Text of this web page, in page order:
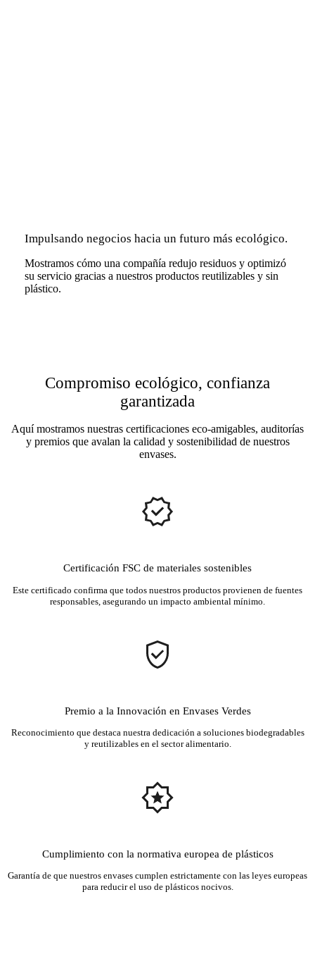
Impulsando negocios hacia un futuro más ecológico.
Mostramos cómo una compañía redujo residuos y optimizó
su servicio gracias a nuestros productos reutilizables y sin
plástico.
Compromiso ecológico, confianza
garantizada
Aquí mostramos nuestras certificaciones eco-amigables, auditorías
y premios que avalan la calidad y sostenibilidad de nuestros
envases.
Certificación FSC de materiales sostenibles
Este certificado confirma que todos nuestros productos provienen de fuentes
responsables, asegurando un impacto ambiental mínimo.
Premio a la Innovación en Envases Verdes
Reconocimiento que destaca nuestra dedicación a soluciones biodegradables
y reutilizables en el sector alimentario.
Cumplimiento con la normativa europea de plásticos
Garantía de que nuestros envases cumplen estrictamente con las leyes europeas
para reducir el uso de plásticos nocivos.